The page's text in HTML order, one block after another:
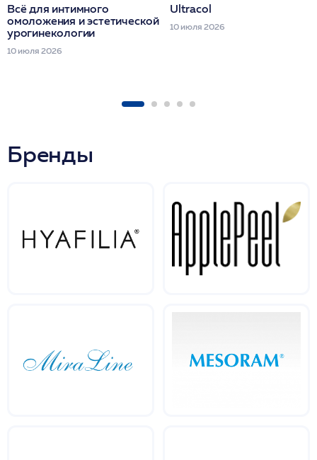
Всё для интимного
омоложения и эстетической
урогинекологии
10 июля 2026
Ultracol
10 июля 2026
Бренды